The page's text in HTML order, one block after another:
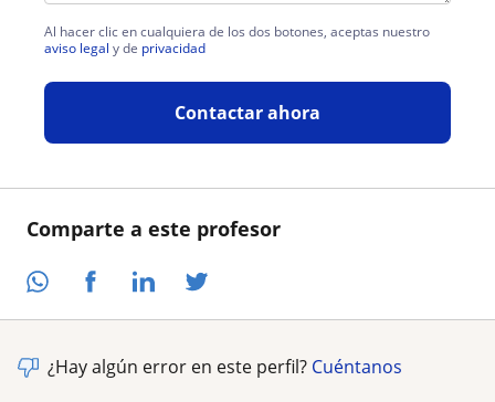
Comparte a este profesor
Al hacer clic en cualquiera de los dos botones, aceptas nuestro
aviso legal y de privacidad
Contactar ahora
¿Hay algún error en este perfil? Cuéntanos